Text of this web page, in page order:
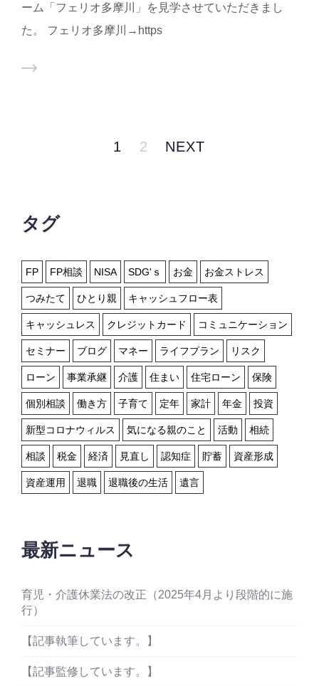
ーム「フェリオ多摩川」を見学させていただきまし
た。 フェリオ多摩川→https
1 2 NEXT
タグ
FP FP相談 NISA SDG'ｓ お金 お金ストレス
つみたて ひとり親 キャッシュフロー表
キャッシュレス クレジットカード コミュニケーション
セミナー ブログ マネー ライフプラン リスク
ローン 事業承継 介護 住まい 住宅ローン 保険
個別相談 働き方 子育て 定年 家計 年金 投資
新型コロナウィルス 気になる親のこと 活動 相続
相談 税金 経済 見直し 認知症 貯蓄 資産形成
資産運用 退職 退職後の生活 遺言
最新ニュース
育児・介護休業法の改正（2025年4月より段階的に施
行）
【記事執筆しています。】
【記事監修しています。】